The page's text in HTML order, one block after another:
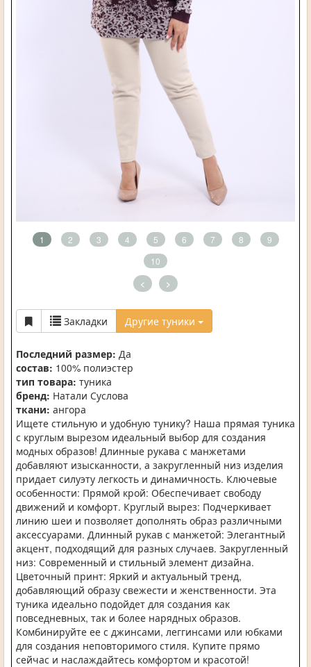
1 2 3 4 5 6 7 8
9
10
< >
Закладки Другие туники
Последний размер: Да
состав: 100% полиэстер
тип товара: туника
бренд: Натали Суслова
ткани: ангора
Ищете стильную и удобную тунику? Наша прямая туника
с круглым вырезом идеальный выбор для создания
модных образов! Длинные рукава с манжетами
добавляют изысканности, а закругленный низ изделия
придает силуэту легкость и динамичность. Ключевые
особенности: Прямой крой: Обеспечивает свободу
движений и комфорт. Круглый вырез: Подчеркивает
линию шеи и позволяет дополнять образ различными
аксессуарами. Длинный рукав с манжетой: Элегантный
акцент, подходящий для разных случаев. Закругленный
низ: Современный и стильный элемент дизайна.
Цветочный принт: Яркий и актуальный тренд,
добавляющий образу свежести и женственности. Эта
туника идеально подойдет для создания как
повседневных, так и более нарядных образов.
Комбинируйте ее с джинсами, леггинсами или юбками
для создания неповторимого стиля. Купите прямо
сейчас и наслаждайтесь комфортом и красотой!